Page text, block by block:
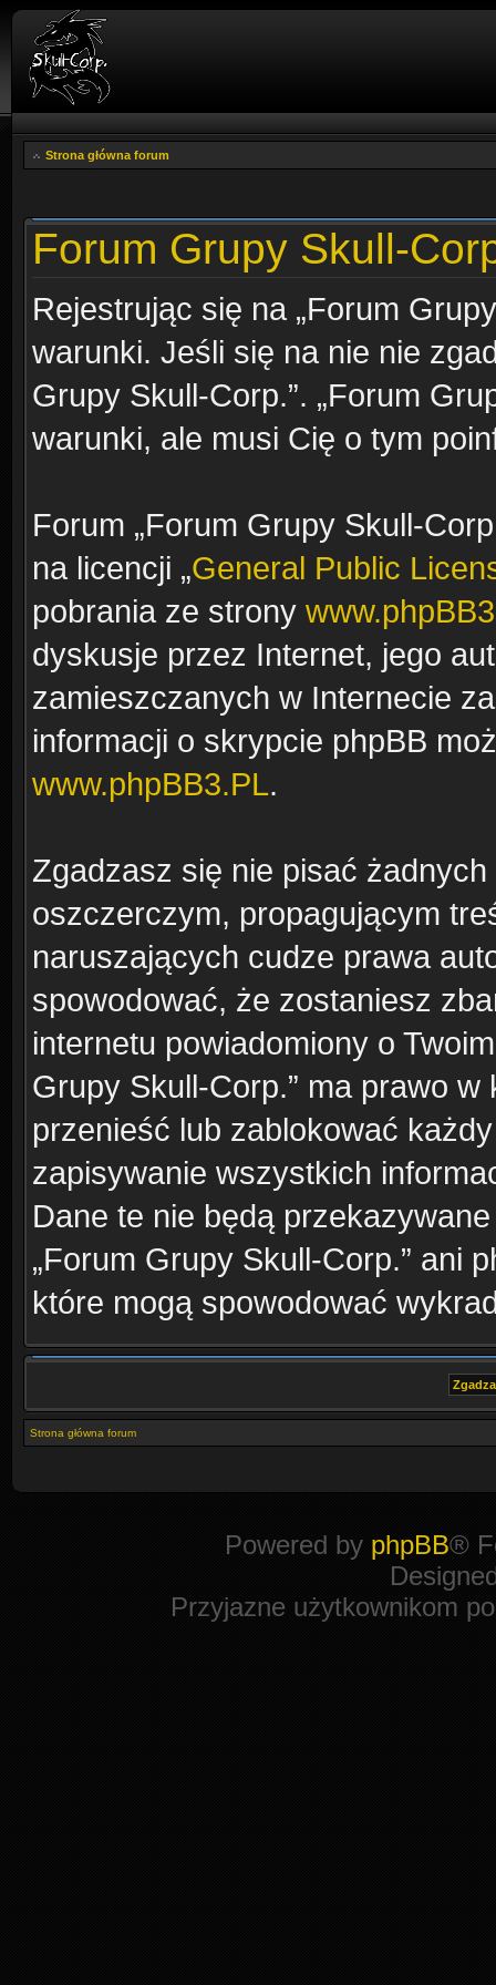
Strona główna forum
Forum Grupy Skull-
Rejestrując się na „Forum
warunki. Jeśli się na nie nie
Grupy Skull-Corp.”. „Forum
warunki, ale musi Cię o tym
Forum „Forum Grupy Skull-
na licencji „General Public
pobrania ze strony
dyskusje przez Internet, jego
zamieszczanych w Internecie
informacji o skrypcie phpBB
www.phpBB3.PL.
Zgadzasz się nie pisać
oszczerczym, propagującym
naruszających cudze prawa
spowodować, że zostaniesz
internetu powiadomiony o
Grupy Skull-Corp.” ma prawo
przenieść lub zablokować
zapisywanie wszystkich
Dane te nie będą
„Forum Grupy Skull-Corp.” ani
które mogą spowodować
Strona główna forum
Powered by phpBB®
Przyjazne użytkownikom